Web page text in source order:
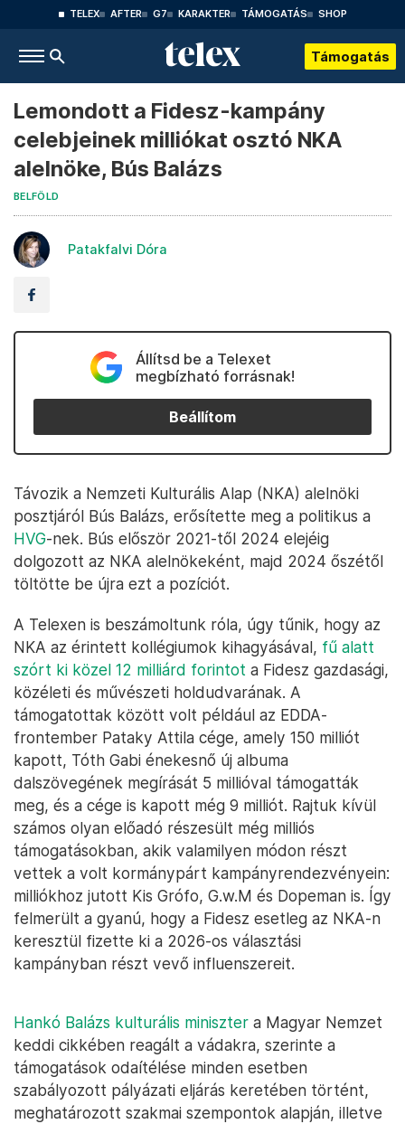
TELEX AFTER G7 KARAKTER TÁMOGATÁS SHOP
Támogatás
Lemondott a Fidesz-kampány
celebjeinek milliókat osztó NKA
alelnöke, Bús Balázs
BELFÖLD
Patakfalvi Dóra
Állítsd be a Telexet
megbízható forrásnak!
Beállítom
Távozik a Nemzeti Kulturális Alap (NKA) alelnöki
posztjáról Bús Balázs, erősítette meg a politikus a
HVG-nek. Bús először 2021-től 2024 elejéig
dolgozott az NKA alelnökeként, majd 2024 őszétől
töltötte be újra ezt a pozíciót.
A Telexen is beszámoltunk róla, úgy tűnik, hogy az
NKA az érintett kollégiumok kihagyásával, fű alatt
szórt ki közel 12 milliárd forintot a Fidesz gazdasági,
közéleti és művészeti holdudvarának. A
támogatottak között volt például az EDDA-
frontember Pataky Attila cége, amely 150 milliót
kapott, Tóth Gabi énekesnő új albuma
dalszövegének megírását 5 millióval támogatták
meg, és a cége is kapott még 9 milliót. Rajtuk kívül
számos olyan előadó részesült még milliós
támogatásokban, akik valamilyen módon részt
vettek a volt kormánypárt kampányrendezvényein:
milliókhoz jutott Kis Grófo, G.w.M és Dopeman is. Így
felmerült a gyanú, hogy a Fidesz esetleg az NKA-n
keresztül fizette ki a 2026-os választási
kampányban részt vevő influenszereit.
Hankó Balázs kulturális miniszter a Magyar Nemzet
keddi cikkében reagált a vádakra, szerinte a
támogatások odaítélése minden esetben
szabályozott pályázati eljárás keretében történt,
meghatározott szakmai szempontok alapján, illetve